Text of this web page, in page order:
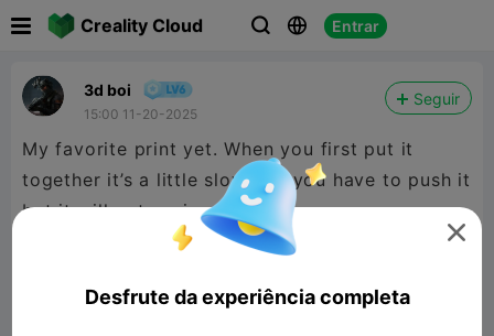
Creality Cloud   Entrar
3d boi
15:00 11-20-2025
Seguir
My favorite print yet. When you first put it
together it’s a little slow and you have to push it
but it will get easier

Desfrute da experiência completa